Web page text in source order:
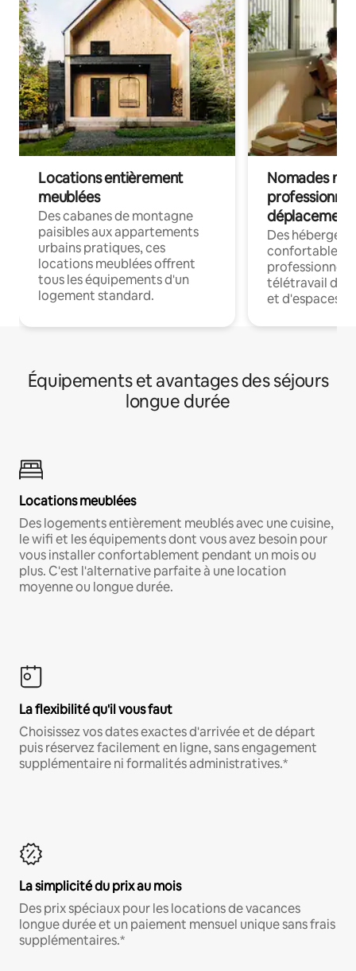
Locations entièrement
meublées
Des cabanes de montagne
paisibles aux appartements
urbains pratiques, ces
locations meublées offrent
tous les équipements d'un
logement standard.
Nomades
déplacement
Des
confortables
professionnels
télétravail
et d'espaces
Équipements et avantages des séjours
longue durée
Locations meublées
Des logements entièrement meublés avec une cuisine,
le wifi et les équipements dont vous avez besoin pour
vous installer confortablement pendant un mois ou
plus. C'est l'alternative parfaite à une location
moyenne ou longue durée.
La flexibilité qu'il vous faut
Choisissez vos dates exactes d'arrivée et de départ
puis réservez facilement en ligne, sans engagement
supplémentaire ni formalités administratives.*
La simplicité du prix au mois
Des prix spéciaux pour les locations de vacances
longue durée et un paiement mensuel unique sans frais
supplémentaires.*